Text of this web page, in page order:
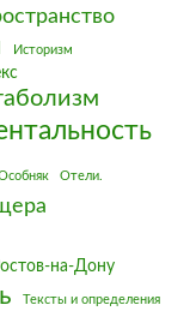
Историзм
Отели.
на-Дону
Тексты и определения